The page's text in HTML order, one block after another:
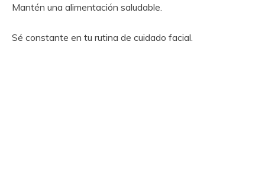
Mantén una alimentación saludable.
Sé constante en tu rutina de cuidado facial.